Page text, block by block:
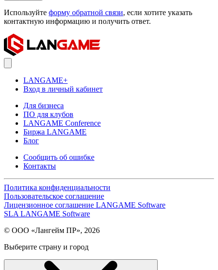
Используйте форму обратной связи, если хотите указать
контактную информацию и получить ответ.
LANGAME+
Вход в личный кабинет
Для бизнеса
ПО для клубов
LANGAME Conference
Биржа LANGAME
Блог
Сообщить об ошибке
Контакты
Политика конфиденциальности
Пользовательское соглашение
Лицензионное соглашение LANGAME Software
SLA LANGAME Software
© ООО «Лангейм ПР», 2026
Выберите страну и город